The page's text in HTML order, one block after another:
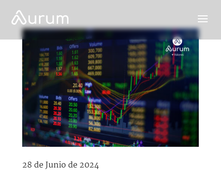
28 de Junio de 2024